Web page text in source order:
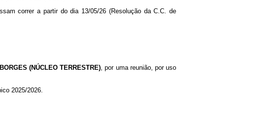
correr a partir do dia 13/05/26 (Resolução da C.C. de
(NÚCLEO TERRESTRE) , por uma reunião, por uso
2025/2026.